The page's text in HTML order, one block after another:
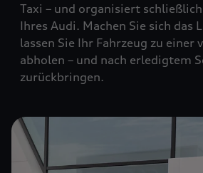
Taxi – und organisiert
Ihres Audi. Machen Sie sich das
lassen Sie Ihr Fahrzeug zu einer
abholen – und nach erledigtem
zurückbringen.